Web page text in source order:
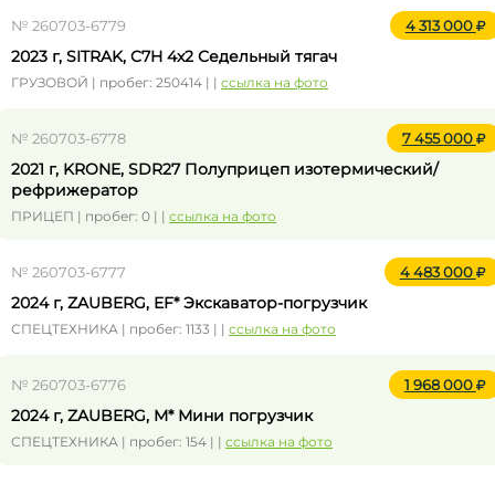
№ 260703-6779 4 313 000
2023 г, SITRAK, C7H 4x2 Седельный тягач
ГРУЗОВОЙ | пробег: 250414 | | ссылка на фото
№ 260703-6778 7 455 000
2021 г, KRONE, SDR27 Полуприцеп изотермический/
рефрижератор
ПРИЦЕП | пробег: 0 | | ссылка на фото
№ 260703-6777 4 483 000
2024 г, ZAUBERG, EF* Экскаватор-погрузчик
СПЕЦТЕХНИКА | пробег: 1133 | | ссылка на фото
№ 260703-6776 1 968 000
2024 г, ZAUBERG, M* Мини погрузчик
СПЕЦТЕХНИКА | пробег: 154 | | ссылка на фото